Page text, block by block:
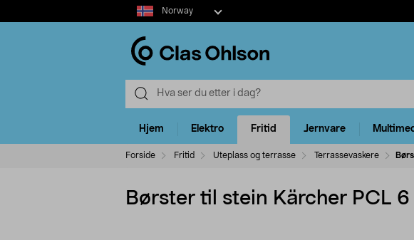
Select
market
Norway
Hjem Elektro Fritid Jernvare
Forside Fritid Uteplass og terrasse Terrassevaskere
Børster til stein Kärcher PCL